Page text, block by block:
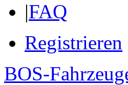
|FAQ
Registrieren
BOS-